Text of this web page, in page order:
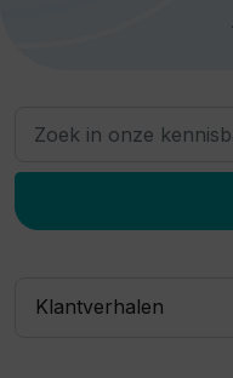
Klantverhalen